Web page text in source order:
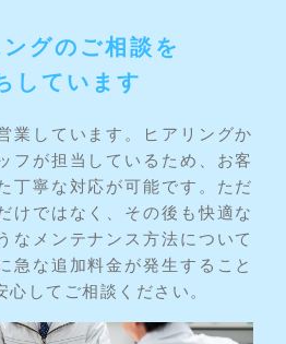
グのご相談を
しています
業しています。ヒアリングか
フが担当しているため、お客
丁寧な対応が可能です。ただ
けではなく、その後も快適な
なメンテナンス方法について
急な追加料金が発生すること
心してご相談ください。